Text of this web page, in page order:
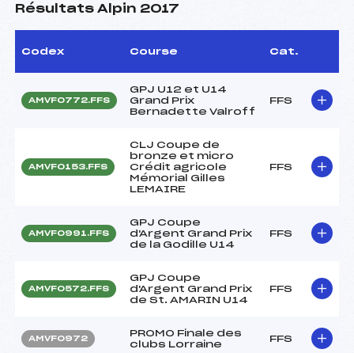
Résultats Alpin 2017
Codex Course Cat.
AMVF0772.FFS
GPJ U12 et U14
Grand Prix
Bernadette Valroff
FFS
AMVF0153.FFS
CLJ Coupe de
bronze et micro
Crédit agricole
Mémorial Gilles
LEMAIRE
FFS
AMVF0991.FFS
GPJ Coupe
d'Argent Grand Prix
de la Godille U14
FFS
AMVF0572.FFS
GPJ Coupe
d'Argent Grand Prix
de St. AMARIN U14
FFS
AMVF0972
PROMO Finale des
clubs Lorraine
FFS